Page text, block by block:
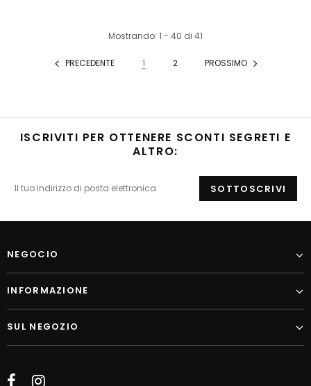
Mostrando: 1 - 40 di 41
PRECEDENTE 1 2 PROSSIMO
ISCRIVITI PER OTTENERE SCONTI SEGRETI E
ALTRO:
NEGOCIO
INFORMAZIONE
SUL NEGOZIO